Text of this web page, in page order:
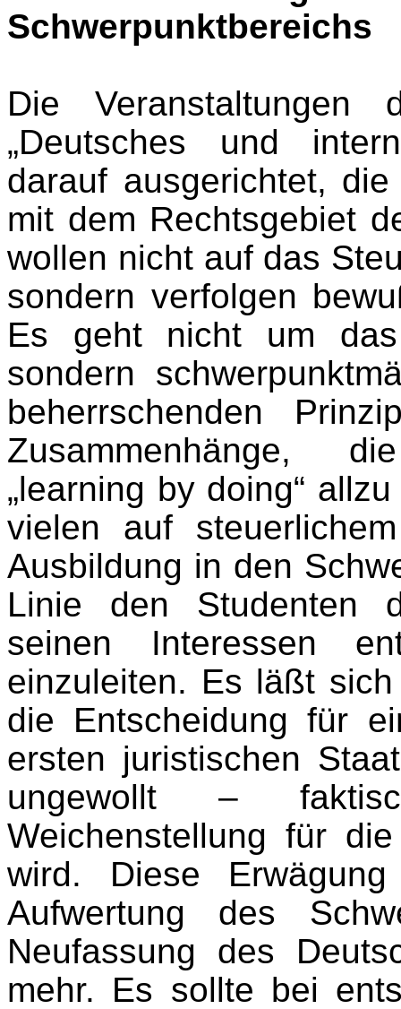
Schwerpunktbereichs
Die Veranstaltungen
„Deutsches und
darauf ausgerichtet,
mit dem Rechtsgebiet
wollen nicht auf das
sondern verfolgen
Es geht nicht um
sondern
beherrschenden
Zusammenhänge,
„learning by doing“
vielen auf
Ausbildung in den
Linie den Studenten
seinen Interessen
einzuleiten. Es läßt
die Entscheidung für
ersten juristischen
ungewollt –
Weichenstellung für
wird. Diese
Aufwertung des
Neufassung des
mehr. Es sollte bei